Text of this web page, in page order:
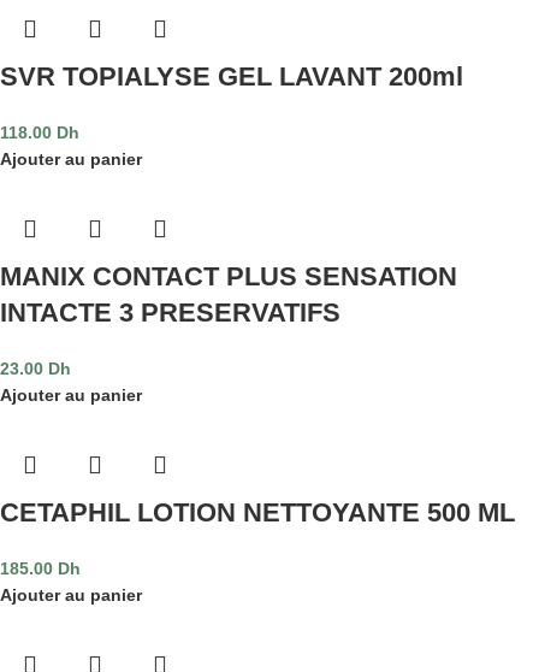
SVR TOPIALYSE GEL LAVANT 200ml
118.00 Dh
Ajouter au panier
MANIX CONTACT PLUS SENSATION
INTACTE 3 PRESERVATIFS
23.00 Dh
Ajouter au panier
CETAPHIL LOTION NETTOYANTE 500 ML
185.00 Dh
Ajouter au panier